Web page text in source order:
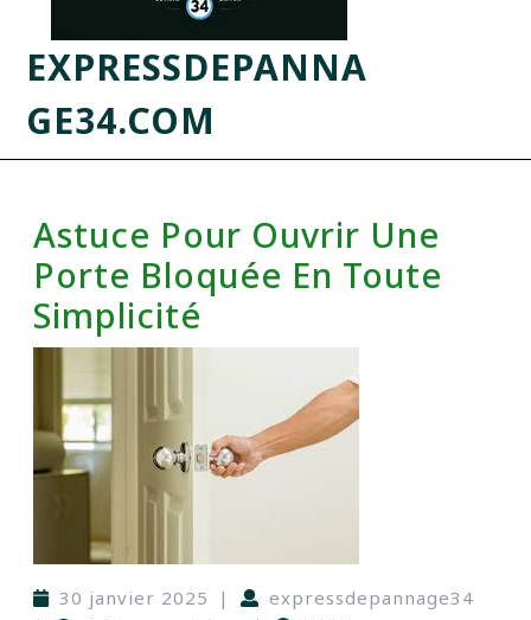
EXPRESSDEPANNA
GE34.COM
Astuce Pour Ouvrir Une
Porte Bloquée En Toute
Simplicité
30 janvier 2025 |
expressdepannage34